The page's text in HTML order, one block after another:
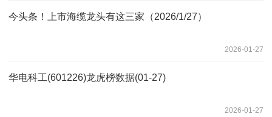
今头条！上市海缆龙头有这三家（2026/1/27）
2026-01-27
华电科工(601226)龙虎榜数据(01-27)
2026-01-27